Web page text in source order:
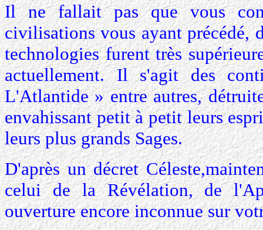
Il ne fallait pas que vous
civilisations vous ayant précédé,
technologies furent très
actuellement. Il s'agit des
L'Atlantide » entre autres,
envahissant petit à petit leurs
leurs plus grands Sages.
D'après un décret
celui de la Révélation, de
ouverture encore inconnue sur